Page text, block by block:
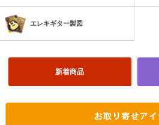
エレキギター製図
新着商品